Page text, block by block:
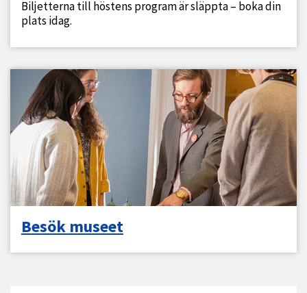
Biljetterna till höstens program är släppta – boka din
plats idag.
Besök museet